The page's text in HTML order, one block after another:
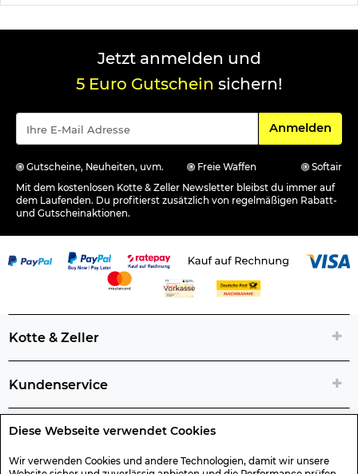
Diese Webseite verwendet Cookies
Wir verwenden Cookies und andere Technologien, damit wir unsere
Jetzt anmelden und
5 Euro Gutschein sichern!
Für den
Anmelden
Gutscheine, Neuheiten, uvm. Freie Waffen
Softair
Mit dem kostenlosen Kotte & Zeller Newsletter bleibst du immer auf
dem Laufenden. Du profitierst zusätzlich von regelmäßigen Rabatt-
und Gutscheinaktionen.
Kotte & Zeller
Kundenservice
Rechtliche Artikelinfos